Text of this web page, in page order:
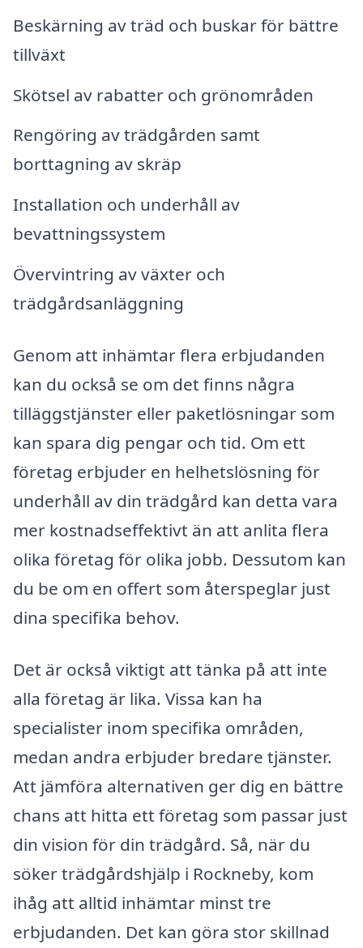
Beskärning av träd och buskar för bättre
tillväxt
Skötsel av rabatter och grönområden
Rengöring av trädgården samt
borttagning av skräp
Installation och underhåll av
bevattningssystem
Övervintring av växter och
trädgårdsanläggning
Genom att inhämtar flera erbjudanden
kan du också se om det finns några
tilläggstjänster eller paketlösningar som
kan spara dig pengar och tid. Om ett
företag erbjuder en helhetslösning för
underhåll av din trädgård kan detta vara
mer kostnadseffektivt än att anlita flera
olika företag för olika jobb. Dessutom kan
du be om en offert som återspeglar just
dina specifika behov.
Det är också viktigt att tänka på att inte
alla företag är lika. Vissa kan ha
specialister inom specifika områden,
medan andra erbjuder bredare tjänster.
Att jämföra alternativen ger dig en bättre
chans att hitta ett företag som passar just
din vision för din trädgård. Så, när du
söker trädgårdshjälp i Rockneby, kom
ihåg att alltid inhämtar minst tre
erbjudanden. Det kan göra stor skillnad